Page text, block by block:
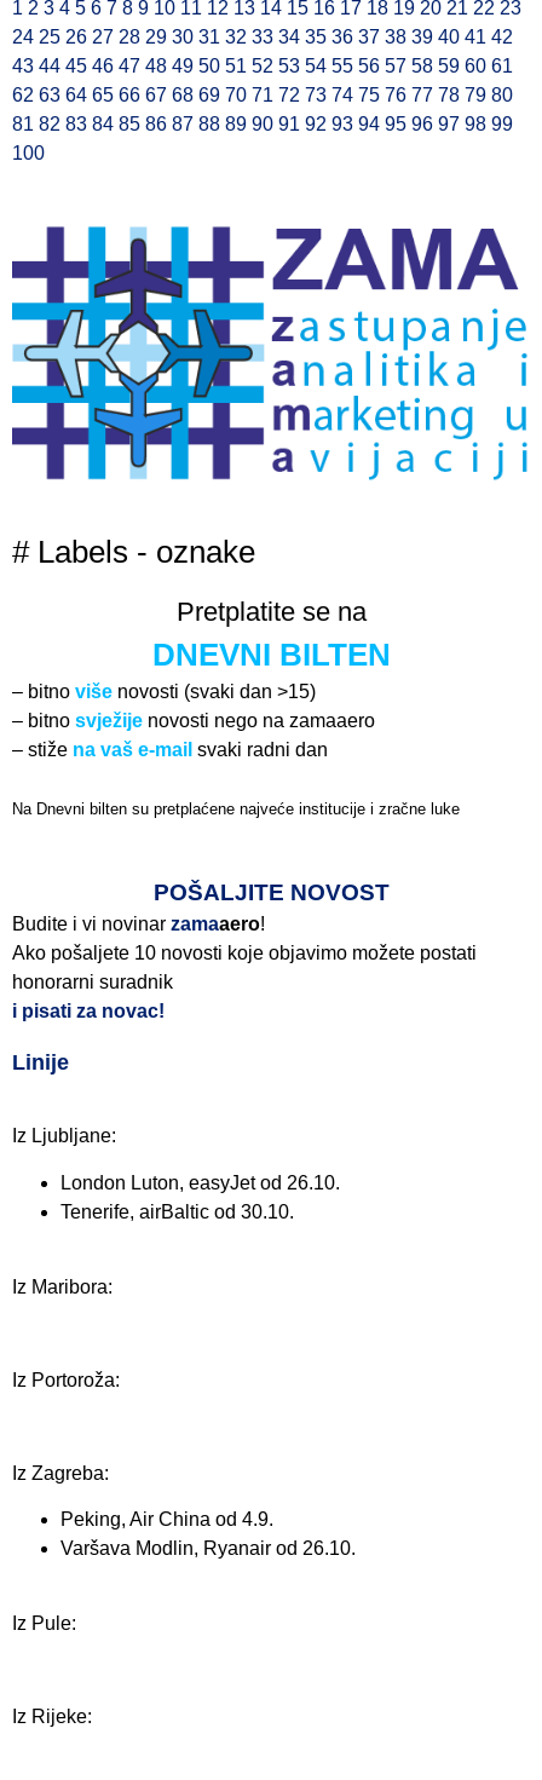
1 2 3 4 5 6 7 8 9 10 11 12 13 14 15 16 17 18 19 20 21 22 23
24 25 26 27 28 29 30 31 32 33 34 35 36 37 38 39 40 41 42
43 44 45 46 47 48 49 50 51 52 53 54 55 56 57 58 59 60 61
62 63 64 65 66 67 68 69 70 71 72 73 74 75 76 77 78 79 80
81 82 83 84 85 86 87 88 89 90 91 92 93 94 95 96 97 98 99
100
# Labels - oznake
Pretplatite se na
DNEVNI BILTEN
– bitno više novosti (svaki dan >15)
– bitno svježije novosti nego na zamaaero
– stiže na vaš e-mail svaki radni dan
Na Dnevni bilten su pretplaćene najveće institucije i zračne luke
POŠALJITE NOVOST
Budite i vi novinar zamaaero!
Ako pošaljete 10 novosti koje objavimo možete postati
honorarni suradnik
i pisati za novac!
Linije
Iz Ljubljane:
London Luton, easyJet od 26.10.
Tenerife, airBaltic od 30.10.
Iz Maribora:
Iz Portoroža:
Iz Zagreba:
Peking, Air China od 4.9.
Varšava Modlin, Ryanair od 26.10.
Iz Pule:
Iz Rijeke: